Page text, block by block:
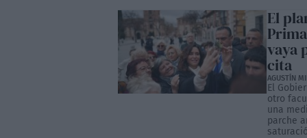
El
vaya
cita
AGUSTÍN
El
otro
una
parche